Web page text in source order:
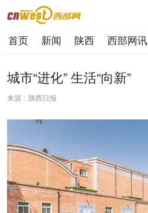
首页 新闻 陕西 西部网讯
城市“进化” 生活“向新”
来源：陕西日报